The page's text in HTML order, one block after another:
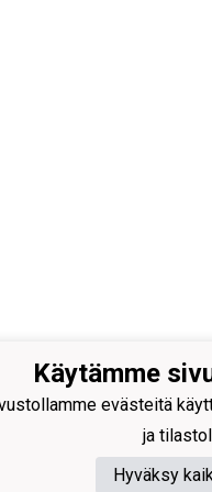
Kehitys ry
231
0598128-2
Käytämme
evästeitä
ja
Hyväksy